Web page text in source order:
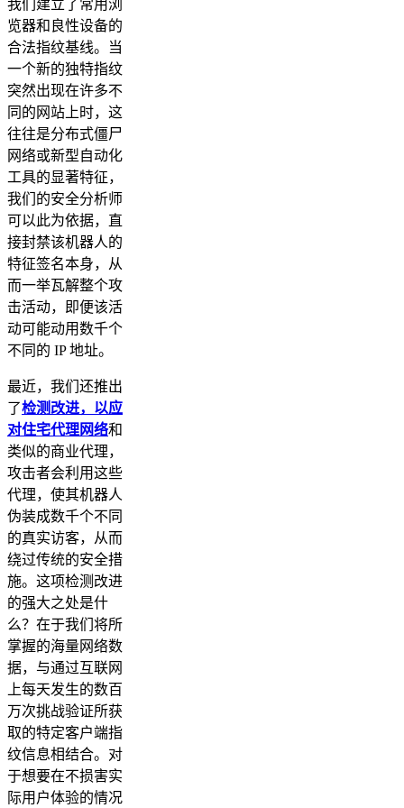
我们建立了常用浏
览器和良性设备的
合法指纹基线。当
一个新的独特指纹
突然出现在许多不
同的网站上时，这
往往是分布式僵尸
网络或新型自动化
工具的显著特征，
我们的安全分析师
可以此为依据，直
接封禁该机器人的
特征签名本身，从
而一举瓦解整个攻
击活动，即便该活
动可能动用数千个
不同的 IP 地址。
最近，我们还推出
了检测改进，以应
对住宅代理网络和
类似的商业代理，
攻击者会利用这些
代理，使其机器人
伪装成数千个不同
的真实访客，从而
绕过传统的安全措
施。这项检测改进
的强大之处是什
么？在于我们将所
掌握的海量网络数
据，与通过互联网
上每天发生的数百
万次挑战验证所获
取的特定客户端指
纹信息相结合。对
于想要在不损害实
际用户体验的情况